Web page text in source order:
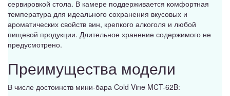
сервировкой стола. В камере поддерживается комфортная
температура для идеального сохранения вкусовых и
ароматических свойств вин, крепкого алкоголя и любой
пищевой продукции. Длительное хранение содержимого не
предусмотрено.
Преимущества модели
В числе достоинств мини-бара Cold Vine MCT-62B: